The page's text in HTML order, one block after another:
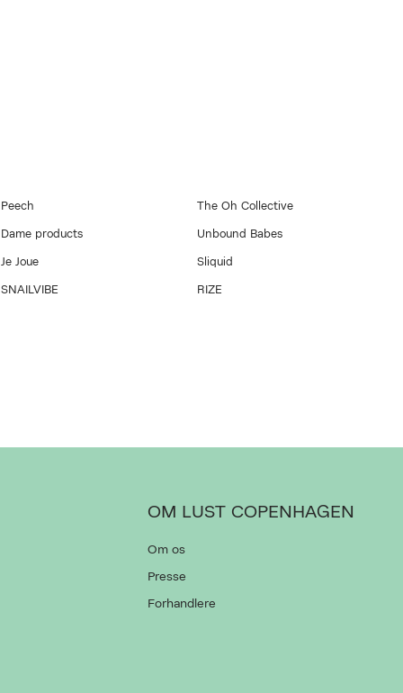
Peech The Oh Collective
Dame products Unbound Babes
Je Joue Sliquid
SNAILVIBE RIZE
OM LUST COPENHAGEN
Om os
Presse
Forhandlere